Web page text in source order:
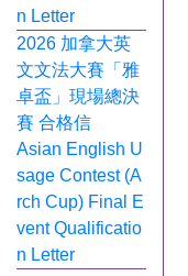
n Letter
2026 加拿大英
文文法大賽「雅
卓盃」現場總決
賽 合格信
Asian English U
sage Contest (A
rch Cup) Final E
vent Qualificatio
n Letter